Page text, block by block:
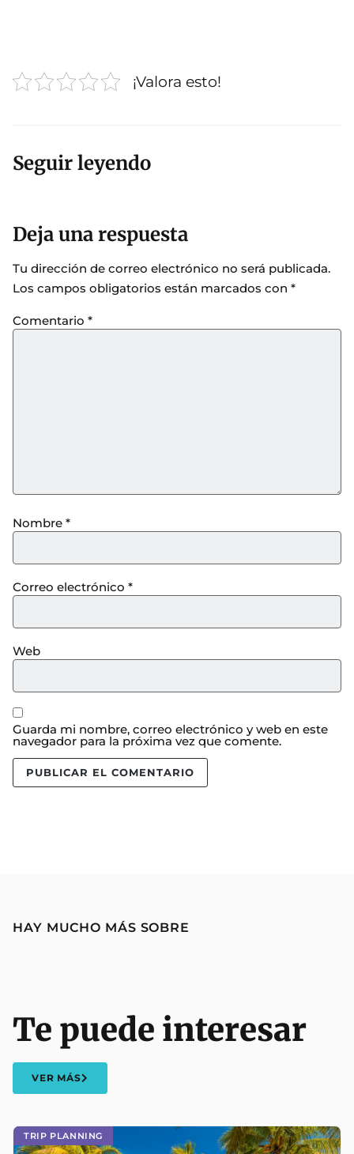
¡Valora esto!
Seguir leyendo
Deja una respuesta
Tu dirección de correo electrónico no será publicada.
Los campos obligatorios están marcados con *
Comentario *
Nombre *
Correo electrónico *
Web
Guarda mi nombre, correo electrónico y web en este
navegador para la próxima vez que comente.
HAY MUCHO MÁS SOBRE
TRIP PLANNING
Te puede interesar
VER MÁS